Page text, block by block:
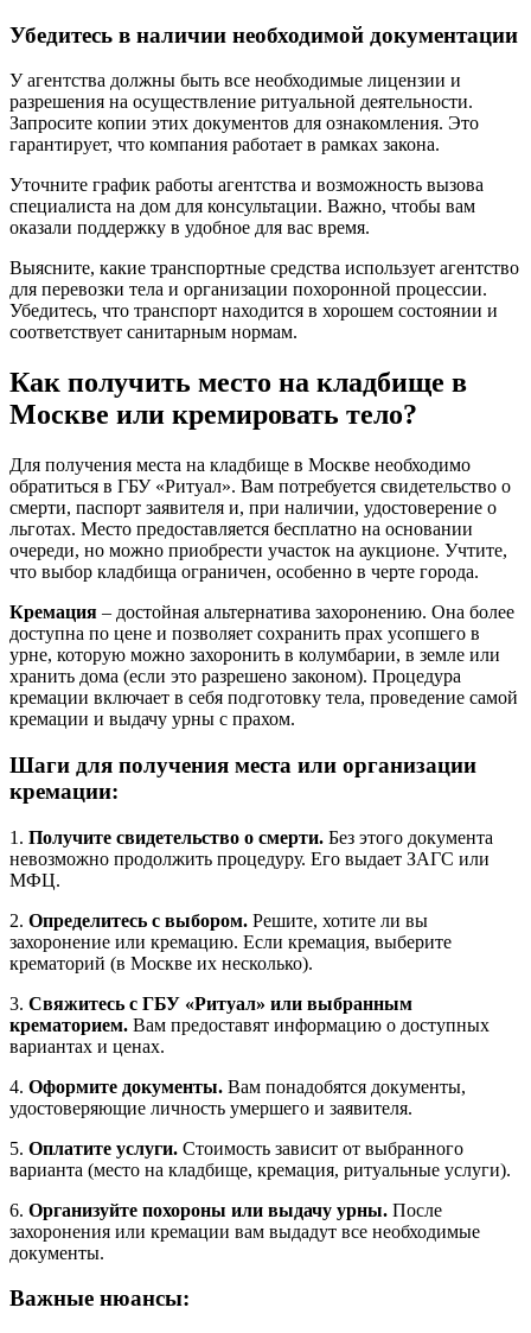
Убедитесь в наличии необходимой документации
У агентства должны быть все необходимые лицензии и
разрешения на осуществление ритуальной деятельности.
Запросите копии этих документов для ознакомления. Это
гарантирует, что компания работает в рамках закона.
Уточните график работы агентства и возможность вызова
специалиста на дом для консультации. Важно, чтобы вам
оказали поддержку в удобное для вас время.
Выясните, какие транспортные средства использует агентство
для перевозки тела и организации похоронной процессии.
Убедитесь, что транспорт находится в хорошем состоянии и
соответствует санитарным нормам.
Как получить место на кладбище в
Москве или кремировать тело?
Для получения места на кладбище в Москве необходимо
обратиться в ГБУ «Ритуал». Вам потребуется свидетельство о
смерти, паспорт заявителя и, при наличии, удостоверение о
льготах. Место предоставляется бесплатно на основании
очереди, но можно приобрести участок на аукционе. Учтите,
что выбор кладбища ограничен, особенно в черте города.
Кремация – достойная альтернатива захоронению. Она более
доступна по цене и позволяет сохранить прах усопшего в
урне, которую можно захоронить в колумбарии, в земле или
хранить дома (если это разрешено законом). Процедура
кремации включает в себя подготовку тела, проведение самой
кремации и выдачу урны с прахом.
Шаги для получения места или организации
кремации:
1. Получите свидетельство о смерти. Без этого документа
невозможно продолжить процедуру. Его выдает ЗАГС или
МФЦ.
2. Определитесь с выбором. Решите, хотите ли вы
захоронение или кремацию. Если кремация, выберите
крематорий (в Москве их несколько).
3. Свяжитесь с ГБУ «Ритуал» или выбранным
крематорием. Вам предоставят информацию о доступных
вариантах и ценах.
4. Оформите документы. Вам понадобятся документы,
удостоверяющие личность умершего и заявителя.
5. Оплатите услуги. Стоимость зависит от выбранного
варианта (место на кладбище, кремация, ритуальные услуги).
6. Организуйте похороны или выдачу урны. После
захоронения или кремации вам выдадут все необходимые
документы.
Важные нюансы: